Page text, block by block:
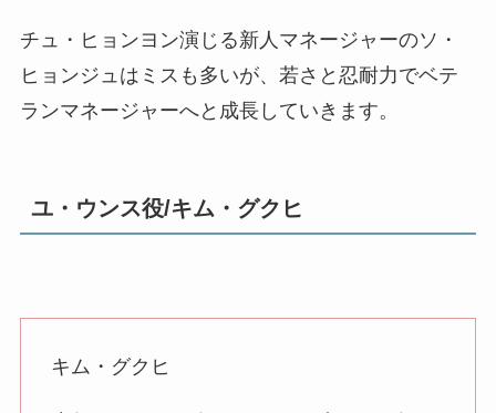
チュ・ヒョンヨン演じる新人マネージャーのソ・
ヒョンジュはミスも多いが、若さと忍耐力でベテ
ランマネージャーへと成長していきます。
ユ・ウンス役/キム・グクヒ
キム・グクヒ